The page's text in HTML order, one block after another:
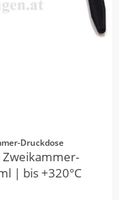
Druckdose
Zweikammer-
| bis +320°C